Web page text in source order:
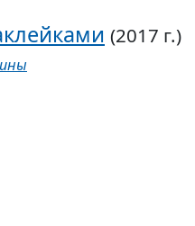
(2017 г.)